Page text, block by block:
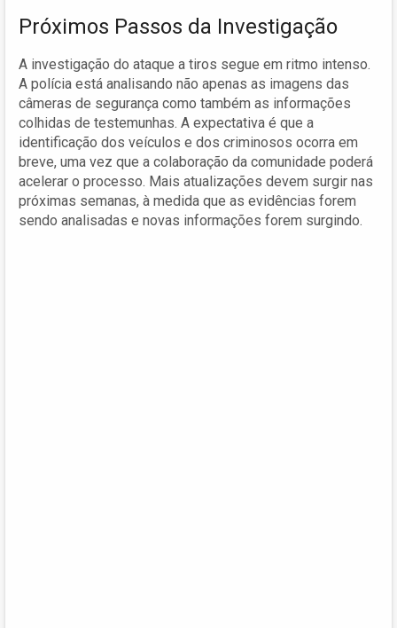
Próximos Passos da Investigação
A investigação do ataque a tiros segue em ritmo intenso.
A polícia está analisando não apenas as imagens das
câmeras de segurança como também as informações
colhidas de testemunhas. A expectativa é que a
identificação dos veículos e dos criminosos ocorra em
breve, uma vez que a colaboração da comunidade poderá
acelerar o processo. Mais atualizações devem surgir nas
próximas semanas, à medida que as evidências forem
sendo analisadas e novas informações forem surgindo.